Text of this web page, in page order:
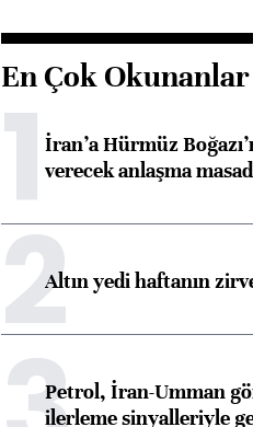
En Çok Okunanlar
1İran’a Hürmüz
verecek anlaşma
2Altın yedi haftanın
Petrol, İran-Umman
ilerleme sinyalleriyle